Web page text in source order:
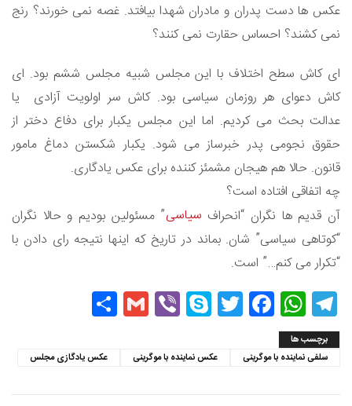
عکس ها دست پدران و مادران شهدا بیافتد. غصه نمی خورند؟ رنج
نمی کشند؟ احساس حقارت نمی کنند؟
ای کاش سطح اختلاف با این مجلس شبیه مجلس ششم بود. ای
کاش دعوای هر روزمان سیاسی بود. کاش سر اولویت آزادی یا
عدالت بحث می کردیم. اما این مجلس یکبار برای دفاع دختر از
حقوق نجومی پدر خبرساز می شود. یکبار شکستن دماغ مامور
قانون. حالا هم هیجان مشمئز کننده برای عکس یادگاری.
چه اتفاقی افتاده است؟
آن قدیم ها نگران “انحراف سیاسی” مسئولین بودیم و حالا نگران
“کوتاهی سیاسی” شان. بماند در تاریخ که اینها نتیجه رای دادن با
“تکرار می کنم…” است.
Telegram
WhatsApp
Facebook
Twitter
Skype
Viber
Gmail
برچسب ها
سلفی نماینده با موگرینی
عکس نماینده با موگرینی عکس یادگازی مجلس